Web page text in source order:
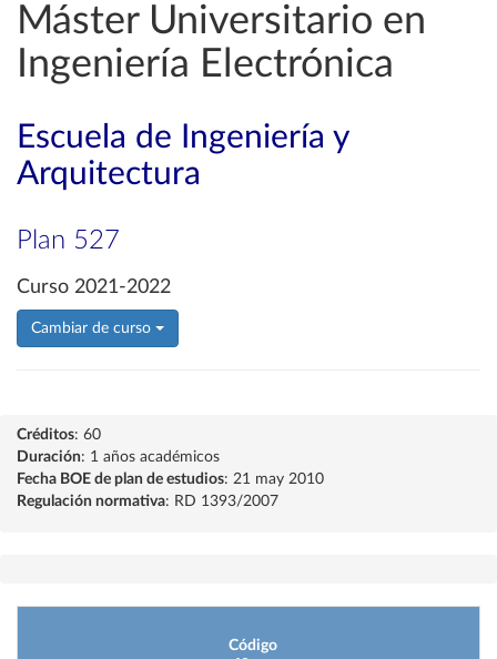
Máster Universitario en
Ingeniería Electrónica
Escuela de Ingeniería y
Arquitectura
Plan 527
Curso 2021-2022
Cambiar de curso
Créditos: 60
Duración: 1 años académicos
Fecha BOE de plan de estudios: 21 may 2010
Regulación normativa: RD 1393/2007
Código